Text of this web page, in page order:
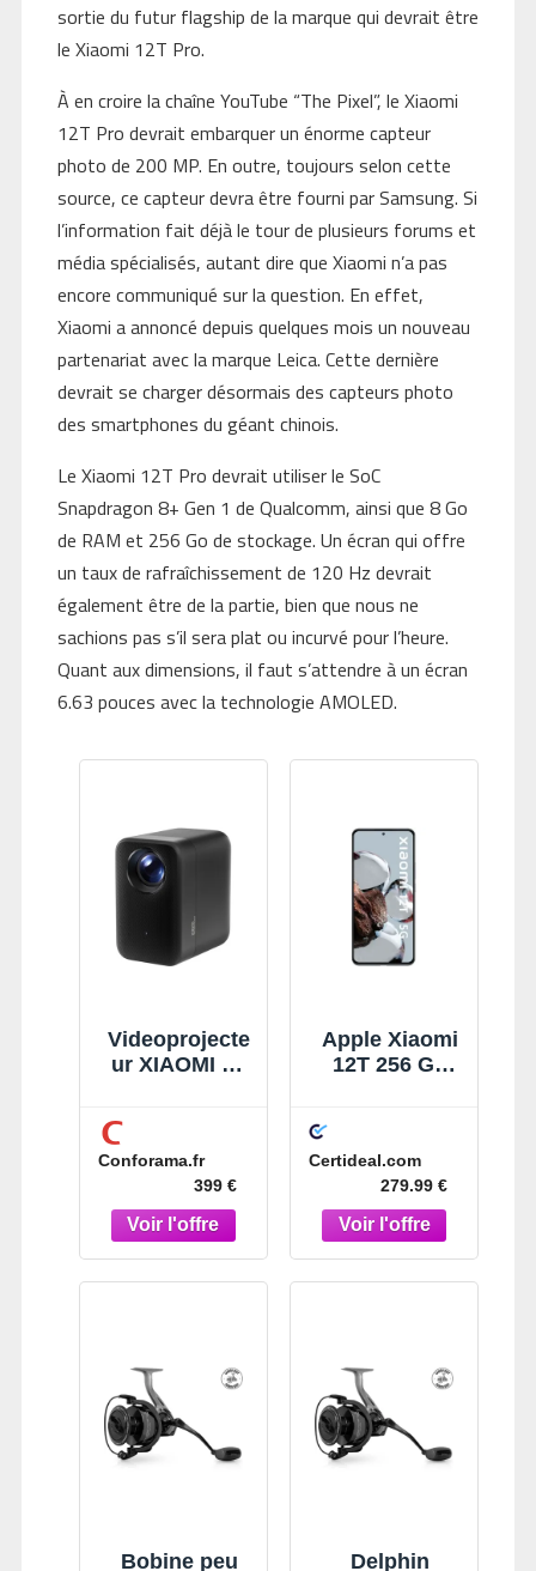
sortie du futur flagship de la marque qui devrait être
le Xiaomi 12T Pro.
À en croire la chaîne YouTube “The Pixel”, le Xiaomi
12T Pro devrait embarquer un énorme capteur
photo de 200 MP. En outre, toujours selon cette
source, ce capteur devra être fourni par Samsung. Si
l’information fait déjà le tour de plusieurs forums et
média spécialisés, autant dire que Xiaomi n’a pas
encore communiqué sur la question. En effet,
Xiaomi a annoncé depuis quelques mois un nouveau
partenariat avec la marque Leica. Cette dernière
devrait se charger désormais des capteurs photo
des smartphones du géant chinois.
Le Xiaomi 12T Pro devrait utiliser le SoC
Snapdragon 8+ Gen 1 de Qualcomm, ainsi que 8 Go
de RAM et 256 Go de stockage. Un écran qui offre
un taux de rafraîchissement de 120 Hz devrait
également être de la partie, bien que nous ne
sachions pas s’il sera plat ou incurvé pour l’heure.
Quant aux dimensions, il faut s’attendre à un écran
6.63 pouces avec la technologie AMOLED.
Videoprojecte
ur XIAOMI L1
Conforama.fr
399 €
Apple Xiaomi
12T 256 Go
Certideal.com
279.99 €
Bobine peu Delphin